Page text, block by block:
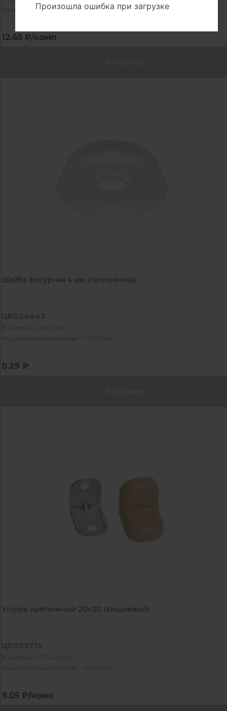
На центральном складе - 1000 комп
12.65 ₽/комп
Шайба фигурная 4 мм (прозрачная)
ЦБ024443
В наличии - 1900 шт
На центральном складе - 73570 шт
0.29 ₽
Уголок крепежный 20х20 (вишневый)
ЦБ039719
В наличии - 1742 комп
На центральном складе - 1781 комп
9.05 ₽/комп
Произошла ошибка при загрузке